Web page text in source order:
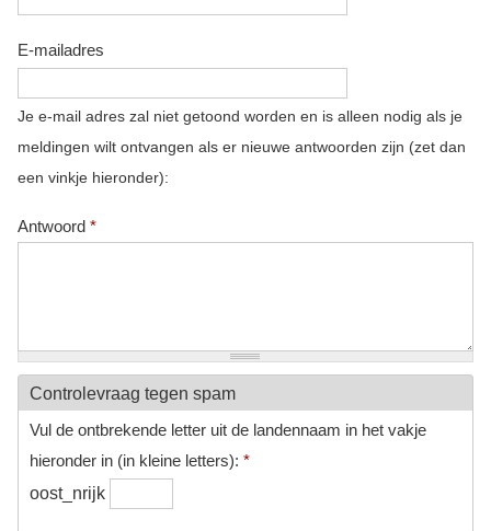
E-mailadres
Je e-mail adres zal niet getoond worden en is alleen nodig als je
meldingen wilt ontvangen als er nieuwe antwoorden zijn (zet dan
een vinkje hieronder):
Antwoord *
Controlevraag tegen spam
Vul de ontbrekende letter uit de landennaam in het vakje
hieronder in (in kleine letters): *
oost_nrijk